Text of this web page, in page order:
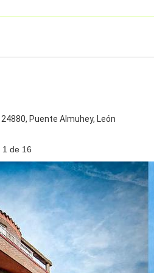
24880, Puente Almuhey, León
1 de 16